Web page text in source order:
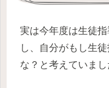
実は今年度は生徒
し、自分がもし生
な？と考えていまし